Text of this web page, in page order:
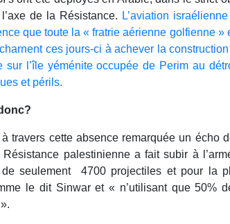
de la Résistance. L’aviation
que toute la « fratrie aérienne golfienne »
ces jours-ci à achever la
sur l’île yéménite occupée de Perim au
et périls.
travers cette absence remarquée un écho
palestinienne a fait subir à
de seulement 4700 projectiles et pour la
le dit Sinwar et « n’utilisant que 50%